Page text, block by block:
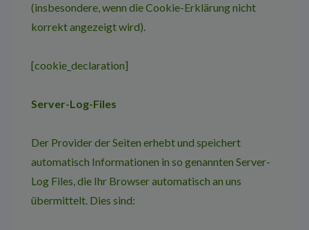
(insbesondere, wenn die Cookie-Erklärung nicht
korrekt angezeigt wird).
[cookie_declaration]
Server-Log-Files
Der Provider der Seiten erhebt und speichert
automatisch Informationen in so genannten Server-
Log Files, die Ihr Browser automatisch an uns
übermittelt. Dies sind: